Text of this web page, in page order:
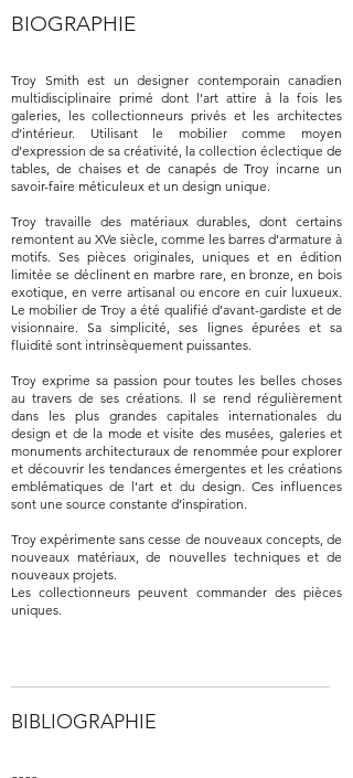
BIOGRAPHIE
Troy Smith est un designer contemporain canadien
multidisciplinaire primé dont l’art attire à la fois les
galeries, les collectionneurs privés et les architectes
d’intérieur. Utilisant le mobilier comme moyen
d’expression de sa créativité, la collection éclectique de
tables, de chaises et de canapés de Troy incarne un
savoir-faire méticuleux et un design unique.
Troy travaille des matériaux durables, dont certains
remontent au XVe siècle, comme les barres d’armature à
motifs. Ses pièces originales, uniques et en édition
limitée se déclinent en marbre rare, en bronze, en bois
exotique, en verre artisanal ou encore en cuir luxueux.
Le mobilier de Troy a été qualifié d’avant-gardiste et de
visionnaire. Sa simplicité, ses lignes épurées et sa
fluidité sont intrinsèquement puissantes.
Troy exprime sa passion pour toutes les belles choses
au travers de ses créations. Il se rend régulièrement
dans les plus grandes capitales internationales du
design et de la mode et visite des musées, galeries et
monuments architecturaux de renommée pour explorer
et découvrir les tendances émergentes et les créations
emblématiques de l’art et du design. Ces influences
sont une source constante d’inspiration.
Troy expérimente sans cesse de nouveaux concepts, de
nouveaux matériaux, de nouvelles techniques et de
nouveaux projets.
Les collectionneurs peuvent commander des pièces
uniques.
BIBLIOGRAPHIE